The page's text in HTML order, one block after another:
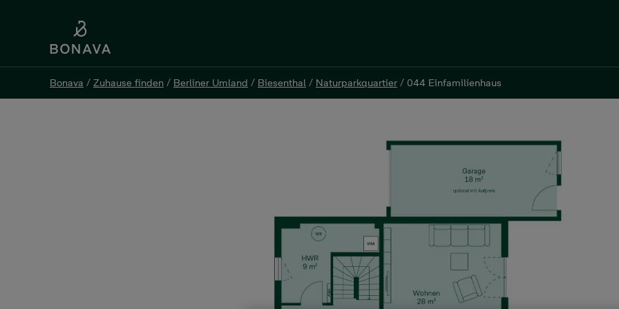
Bonava / Zuhause finden / Berliner Umland / Biesenthal / Naturparkquartier / 044 Einfamilienhaus
Bonava / Zuhause finden / Berliner Umland / Biesenthal / Naturparkquartier / 044 Einfamilienhaus